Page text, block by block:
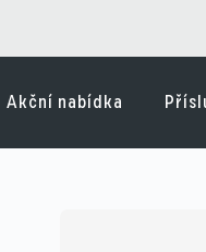
Akční nabídka